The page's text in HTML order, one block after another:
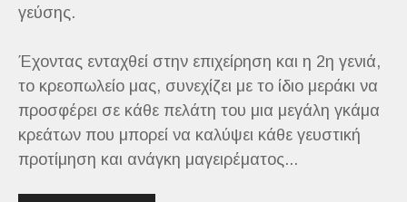
γεύσης.
Έχοντας ενταχθεί στην επιχείρηση και η 2η γενιά,
το κρεοπωλείο μας, συνεχίζει με το ίδιο μεράκι να
προσφέρει σε κάθε πελάτη του μια μεγάλη γκάμα
κρεάτων που μπορεί να καλύψει κάθε γευστική
προτίμηση και ανάγκη μαγειρέματος...